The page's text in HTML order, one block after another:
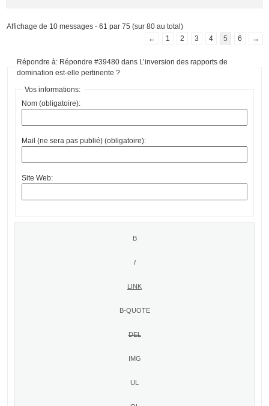
Affichage de 10 messages - 61 par 75 (sur 80 au total)
←
1 2 3 4 5 6 →
Répondre à: Répondre #39480 dans L’inversion des rapports de
domination est-elle pertinente ?
Vos informations:
Nom (obligatoire):
Mail (ne sera pas publié) (obligatoire):
Site Web: